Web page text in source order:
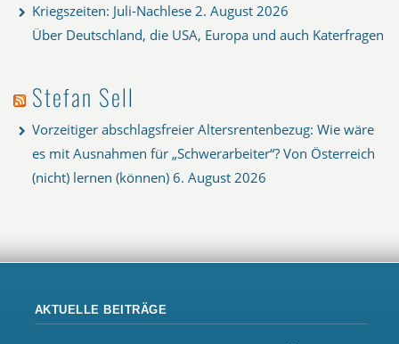
Kriegszeiten: Juli-Nachlese 2. August 2026
Über Deutschland, die USA, Europa und auch Katerfragen
Stefan Sell
Vorzeitiger abschlagsfreier Altersrentenbezug: Wie wäre
es mit Ausnahmen für „Schwerarbeiter“? Von Österreich
(nicht) lernen (können) 6. August 2026
AKTUELLE BEITRÄGE